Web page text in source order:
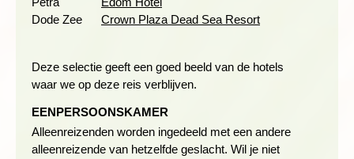
Wandelduur Ibex Trail: ca 3-4 uur
De alternatieve wandelingen zijn tussen de 2-4 uur
DANA NATUURRESERVAAT
Dag 4 Dode Zee - wandeling Dana natuurreservaat - Petra
Dode Zee
Crown Plaza Dead Sea Resort
Deze selectie geeft een goed beeld van de hotels
waar we op deze reis verblijven.
EENPERSOONSKAMER
Alleenreizenden worden ingedeeld met een andere
alleenreizende van hetzelfde geslacht. Wil je niet